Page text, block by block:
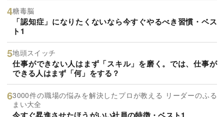
糖毒脳
「認知症」になりたくないなら今すぐやるべき習慣・ベス
ト1
地頭スイッチ
仕事ができない人はまず「スキル」を磨く。では、仕事が
できる人はまず「何」をする？
3000件の職場の悩みを解決したプロが教える リーダーのふる
まい大全